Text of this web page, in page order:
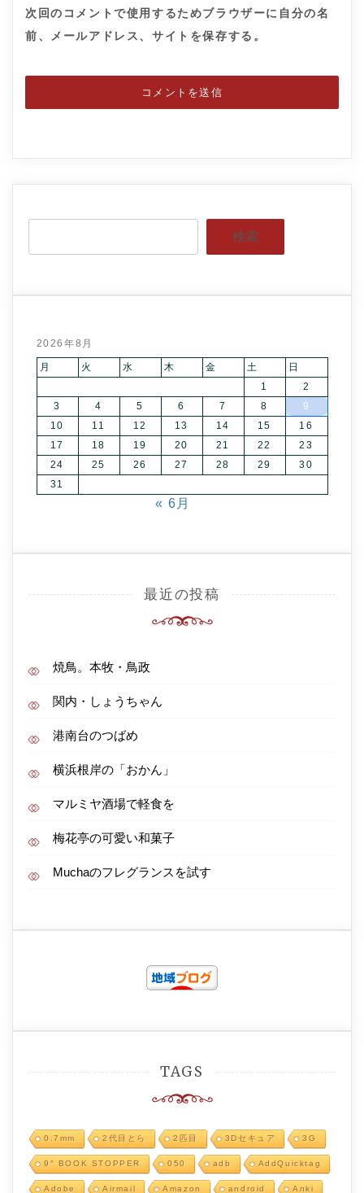
次回のコメントで使用するためブラウザーに自分の名
前、メールアドレス、サイトを保存する。
検索
2026年8月
月 火 水 木 金 土
日
1
2
3
4 5 6 7 8
9
10
11 12 13 14 15
16
17
18 19 20 21 22
23
24
25 26 27 28 29
30
31
« 6月
最近の投稿
焼鳥。本牧・鳥政
関内・しょうちゃん
港南台のつばめ
横浜根岸の「おかん」
マルミヤ酒場で軽食を
梅花亭の可愛い和菓子
Muchaのフレグランスを試す
TAGS
0.7mm 2代目とら 2匹目 3Dセキュア 3G
9° BOOK STOPPER 050 adb AddQuicktag
Adobe Airmail Amazon android Anki